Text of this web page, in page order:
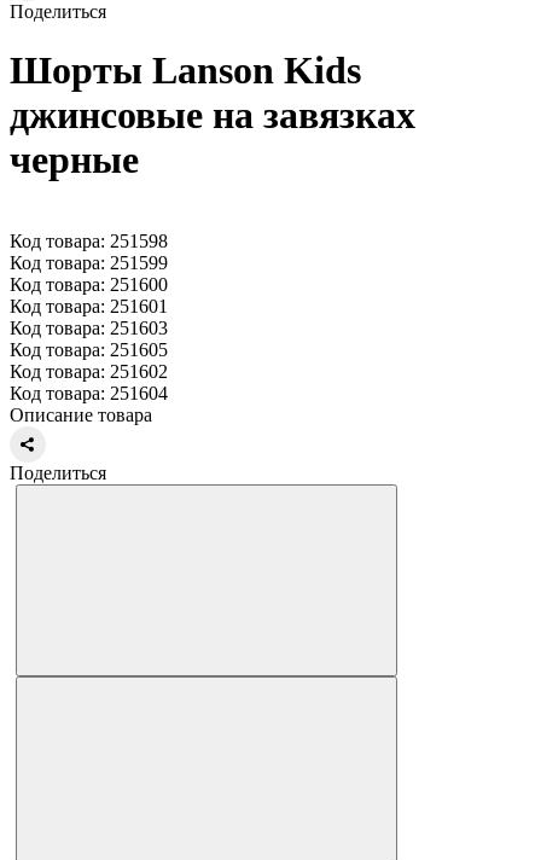
Поделиться
Шорты Lanson Kids
джинсовые на завязках
черные
Код товара: 251598
Код товара: 251599
Код товара: 251600
Код товара: 251601
Код товара: 251603
Код товара: 251605
Код товара: 251602
Код товара: 251604
Описание товара
Поделиться